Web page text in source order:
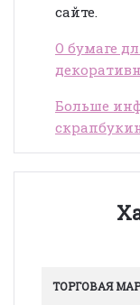
сайте.
О бумаге
Больше
ТОРГОВАЯ